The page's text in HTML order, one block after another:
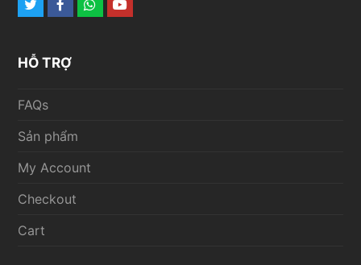
HỖ TRỢ
FAQs
Sản phẩm
My Account
Checkout
Cart